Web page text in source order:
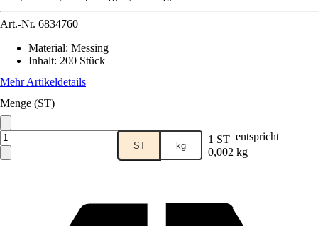
Art.-Nr. 6834760
Material: Messing
Inhalt: 200 Stück
Mehr Artikeldetails
Menge (ST)
ST kg 1 ST entspricht
0,002 kg